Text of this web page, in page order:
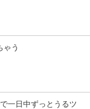
ゃう
一日中ずっとうるツ